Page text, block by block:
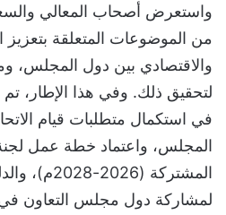
واستعرض أصحاب المعالي
من الموضوعات المتعلقة بتعزيز
والاقتصادي بين دول المجلس،
لتحقيق ذلك. وفي هذا الإطار،
في استكمال متطلبات قيام
المجلس، واعتماد خطة عمل
المشتركة
لمشاركة دول مجلس التعاون في